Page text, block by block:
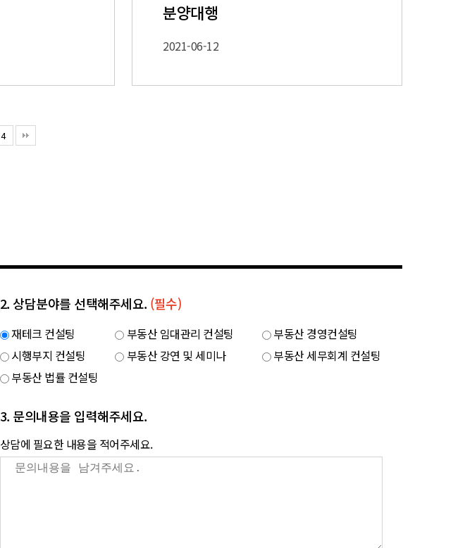
분양대행
2021-06-12
4
2. 상담분야를 선택해주세요. (필수)
재테크 컨설팅 부동산 임대관리 컨설팅
부동산 경영컨설팅
시행부지 컨설팅
부동산 강연 및 세미나
부동산 세무회계 컨설팅
부동산 법률 컨설팅
3. 문의내용을 입력해주세요.
상담에 필요한 내용을 적어주세요.